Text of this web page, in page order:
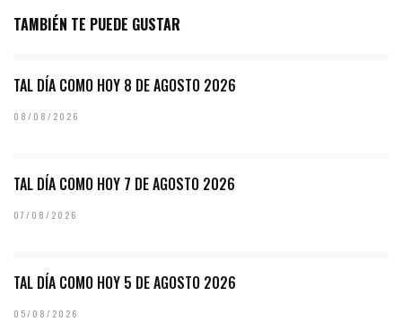
TAMBIÉN TE PUEDE GUSTAR
TAL DÍA COMO HOY 8 DE AGOSTO 2026
08/08/2026
TAL DÍA COMO HOY 7 DE AGOSTO 2026
07/08/2026
TAL DÍA COMO HOY 5 DE AGOSTO 2026
05/08/2026